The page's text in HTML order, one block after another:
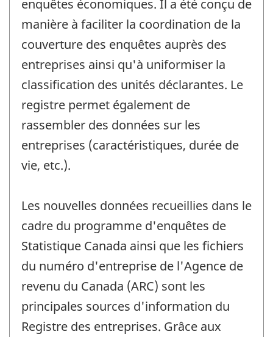
enquêtes économiques. Il a été conçu de
manière à faciliter la coordination de la
couverture des enquêtes auprès des
entreprises ainsi qu'à uniformiser la
classification des unités déclarantes. Le
registre permet également de
rassembler des données sur les
entreprises (caractéristiques, durée de
vie, etc.).
Les nouvelles données recueillies dans le
cadre du programme d'enquêtes de
Statistique Canada ainsi que les fichiers
du numéro d'entreprise de l'Agence de
revenu du Canada (ARC) sont les
principales sources d'information du
Registre des entreprises. Grâce aux